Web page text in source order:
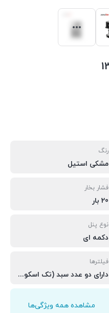
رنگ
مشکی استیل
فشار بخار
20 بار
نوع پنل
دکمه ای
فیلترها
دارای دو عدد سبد (تک اسکوپ و دو اسکوپ)
مشاهده همه ویژگی‌ها